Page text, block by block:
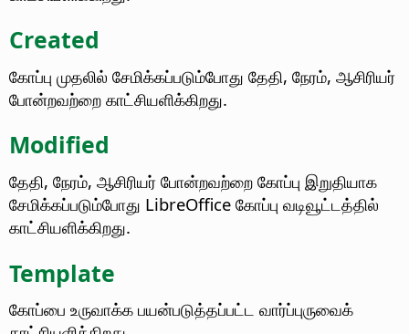
Created
கோப்பு முதலில் சேமிக்கப்படும்போது தேதி, நேரம், ஆசிரியர்
போன்றவற்றை காட்சியளிக்கிறது.
Modified
தேதி, நேரம், ஆசிரியர் போன்றவற்றை கோப்பு இறுதியாக
சேமிக்கப்படும்போது LibreOffice கோப்பு வடிவூட்டத்தில்
காட்சியளிக்கிறது.
Template
கோப்பை உருவாக்க பயன்படுத்தப்பட்ட வார்ப்புருவைக்